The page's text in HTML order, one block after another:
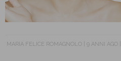
MARIA FELICE ROMAGNOLO 9 ANNI AGO